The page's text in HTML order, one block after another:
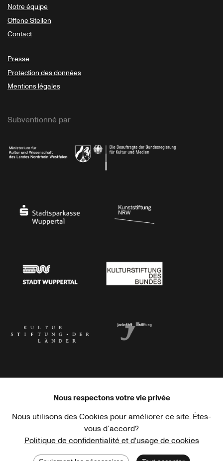
Notre équipe
Offene Stellen
Contact
Presse
Protection des données
Mentions légales
Subventionné par
Haus der Kulturen der Welt Goethe-Institut
Nous respectons votre vie privée
Nous utilisons des Cookies pour améliorer ce site. Êtes-
vous d´accord?
Politique de confidentialité et d'usage de cookies